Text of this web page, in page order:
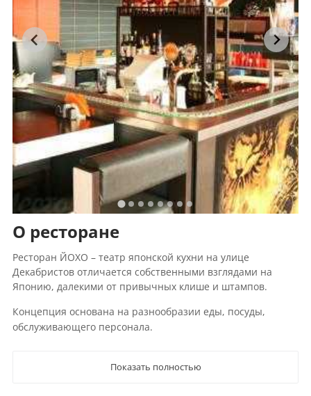
О ресторане
Ресторан ЙОХО – театр японской кухни на улице
Декабристов отличается собственными взглядами на
Японию, далекими от привычных клише и штампов.
Концепция основана на разнообразии еды, посуды,
обслуживающего персонала.
Показать полностью